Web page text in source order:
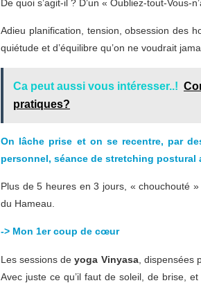
De quoi s’agit-il ? D’un « Oubliez-tout-Vous-
Adieu planification, tension, obsession des
quiétude et d’équilibre qu’on ne voudrait
Ca peut aussi vous intéresser..!
pratiques?
On lâche prise et on se recentre, par
personnel, séance de stretching
Plus de 5 heures en 3 jours, « chouchouté
du Hameau.
-> Mon 1er coup de cœur
Les sessions deyoga Vinyasa, dispensées
Avec juste ce qu’il faut de soleil, de brise,